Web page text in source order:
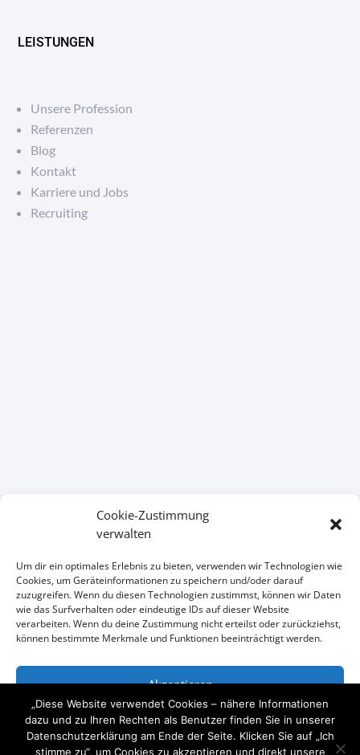
Cookie-Zustimmung
verwalten
Um dir ein optimales Erlebnis zu bieten, verwenden wir Technologien wie
Cookies, um Geräteinformationen zu speichern und/oder darauf
zuzugreifen. Wenn du diesen Technologien zustimmst, können wir Daten
wie das Surfverhalten oder eindeutige IDs auf dieser Website
verarbeiten. Wenn du deine Zustimmung nicht erteilst oder zurückziehst,
können bestimmte Merkmale und Funktionen beeinträchtigt werden.
Akzeptieren
Ablehnen
LEISTUNGEN
Unsere Profession
Referenzen
Blog
Kontakt
Karriere und Jobs
Recruiting
Wir freuen uns auf Ihre Anfrage
 +49 (0)1734101111
 mail@arcitymedia.de
Horstweg 32 14059 Berlin
„Diese Website verwendet Cookies – nähere Informationen
dazu und zu Ihren Rechten als Benutzer finden Sie in unserer
Datenschutzerklärung am Ende der Seite. Klicken Sie auf „Ich
stimme zu“, um Cookies zu akzeptieren und direkt unsere